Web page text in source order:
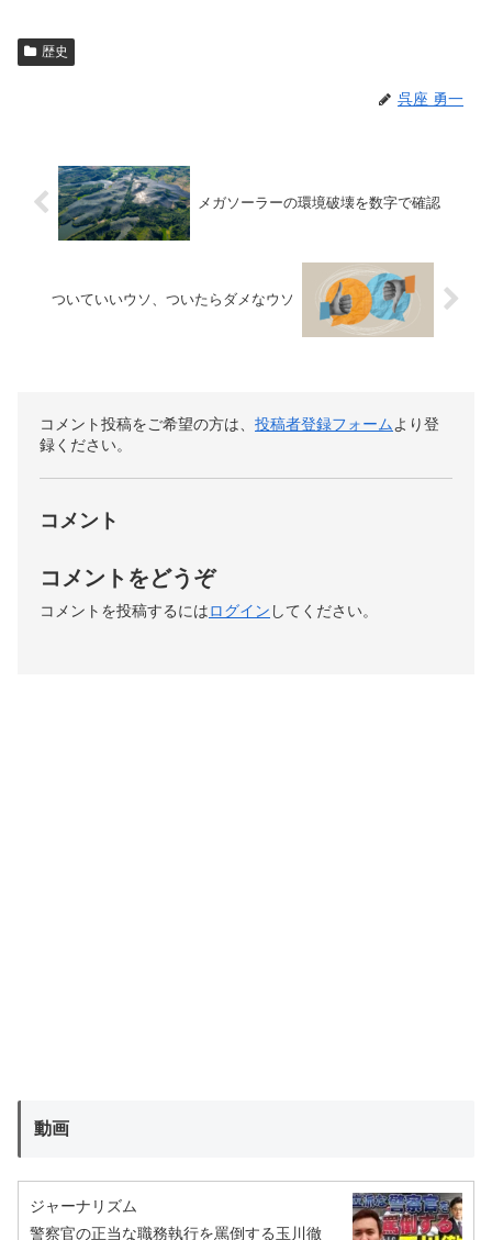
歴史
呉座 勇一
メガソーラーの環境破壊を数字で確認
ついていいウソ、ついたらダメなウソ
コメント投稿をご希望の方は、 投稿者登録フォーム より登
録ください。
コメント
コメントをどうぞ
コメントを投稿するにはログイン してください。
動画
ジャーナリズム
警察官の正当な職務執行を罵倒する玉川徹